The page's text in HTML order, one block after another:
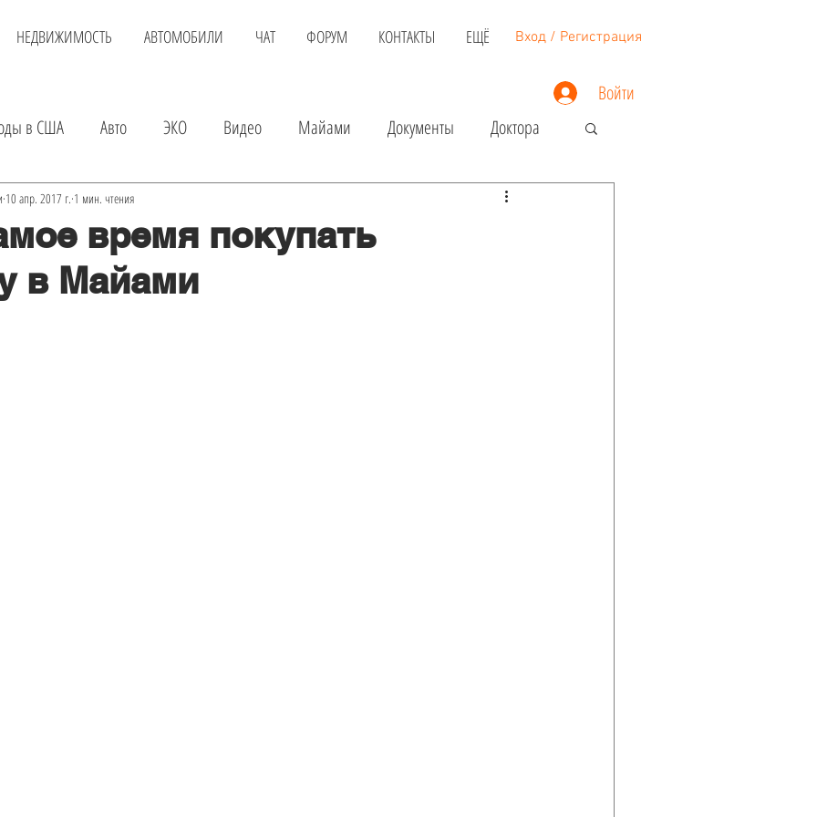
НЕДВИЖИМОСТЬ АВТОМОБИЛИ ЧАТ ФОРУМ КОНТАКТЫ ЕЩЁ Вход / Регистрация
Войти
в США Авто ЭКО Видео Майами Документы Доктора
Детские магазины Недвижимость
авто Экскурсии в Майами
время покупать
в Майами
10 апр. 2017 г. 1 мин. чтения